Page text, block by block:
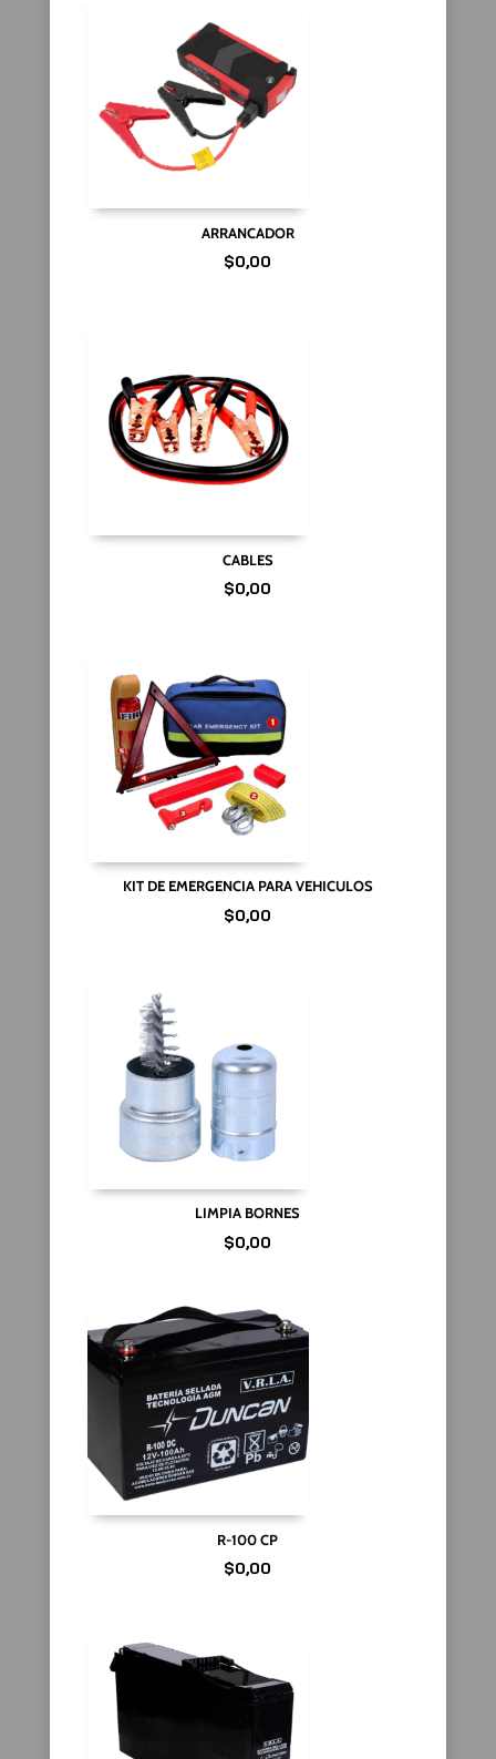
ARRANCADOR
$0,00
CABLES
$0,00
KIT DE EMERGENCIA PARA VEHICULOS
$0,00
LIMPIA BORNES
$0,00
R-100 CP
$0,00